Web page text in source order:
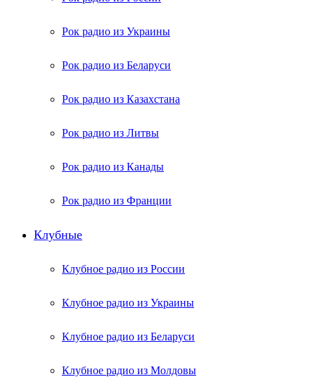
Рок радио из Украины
Рок радио из Беларуси
Рок радио из Казахстана
Рок радио из Литвы
Рок радио из Канады
Рок радио из Франции
Клубные
Клубное радио из России
Клубное радио из Украины
Клубное радио из Беларуси
Клубное радио из Молдовы